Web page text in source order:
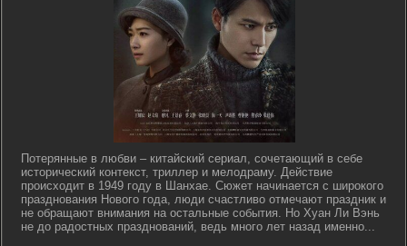
Потерянные в любви – китайский сериал, сочетающий в себе
исторический контекст, триллер и мелодраму. Действие
происходит в 1949 году в Шанхае. Сюжет начинается с широкого
празднования Нового года, люди счастливо отмечают праздник и
не обращают внимания на остальные события. Но Хуан Ли Вэнь
не до радостных празднований, ведь много лет назад именно...